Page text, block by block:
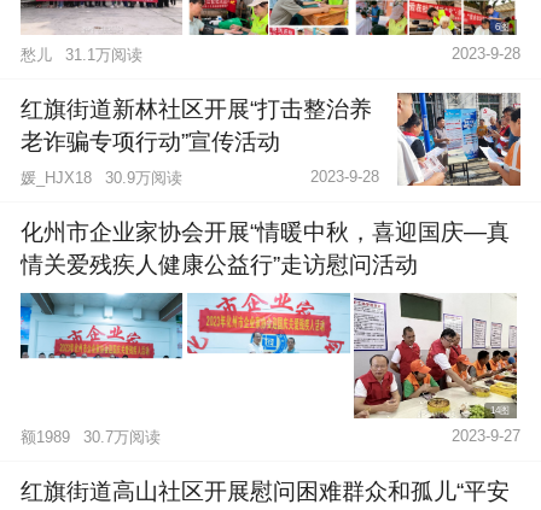
6图
愁儿 31.1万阅读 2023-9-28
红旗街道新林社区开展“打击整治养
老诈骗专项行动”宣传活动
媛_HJX18 30.9万阅读 2023-9-28
化州市企业家协会开展“情暖中秋，喜迎国庆—真
情关爱残疾人健康公益行”走访慰问活动
14图
额1989 30.7万阅读 2023-9-27
红旗街道高山社区开展慰问困难群众和孤儿“平安